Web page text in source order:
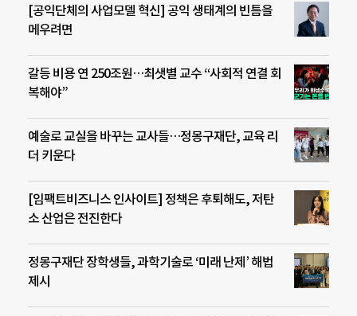
[공익단체의 사업모델 혁신] 공익 생태계의 빈틈을
메우려면
갈등 비용 연 250조원…최샛별 교수 “사회적 연결 회
복해야”
예술로 교실을 바꾸는 교사들…정몽구재단, 교육 리
더 키운다
[임팩트비즈니스 인사이트] 정책은 후퇴해도, 저탄
소 산업은 전진한다
정몽구재단 장학생들, 과학기술로 ‘미래 난제’ 해법
제시